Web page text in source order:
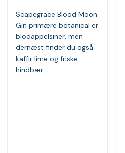
Scapegrace Blood Moon
Gin primære botanical er
blodappelsiner, men
dernæst finder du også
kaffir lime og friske
hindbær.